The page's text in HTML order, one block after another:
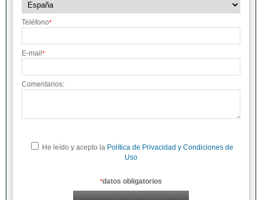
Teléfono*
E-mail *
Comentarios:
He leído y acepto la Política de Privacidad y Condiciones de
Uso
*datos obligatorios